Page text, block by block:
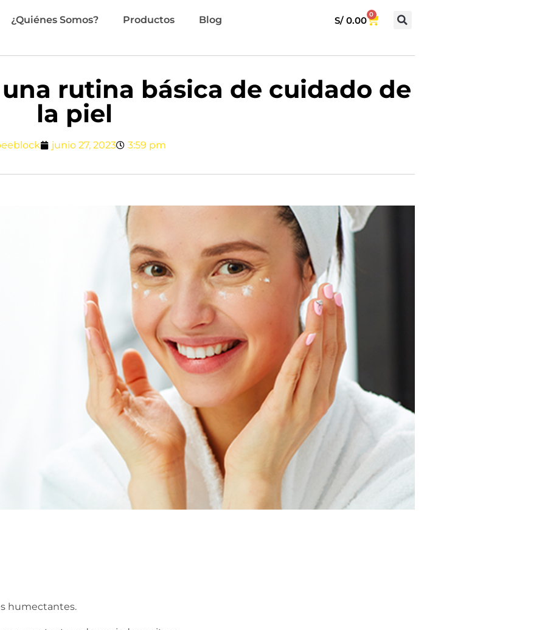
¿Quiénes Somos? Productos Blog S/0.00 0
rutina básica de cuidado de
la piel
junio 27, 2023 3:59 pm
humectantes.